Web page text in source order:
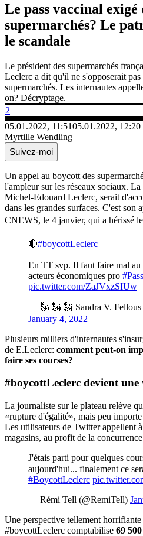
Le pass vaccinal exigé
supermarchés? Le
le scandale
Le président des supermarchés
Leclerc a dit qu'il ne s'opposerait pas
supermarchés. Les internautes
on? Décryptage.
2
05.01.2022, 11:5105.01.2022, 12:20
Myrtille Wendling
Suivez-moi
Un appel au boycott des
l'ampleur sur les réseaux sociaux.
Michel-Edouard Leclerc, serait
dans les grandes surfaces. C'est son
CNEWS, le 4 janvier, qui a hérissé
🔴#boycottLeclerc
En TT svp. Il faut faire mal au
acteurs économiques pro
pic.twitter.com/ZaJVxzSIUw
— 🗽 🗽 🗽 Sandra V.
January 4, 2022
Plusieurs milliers d'internautes
de E.Leclerc: comment peut-on
faire ses courses?
#boycottLeclerc devientune
La journaliste sur le plateau relève
«rupture d'égalité», mais peu
Les utilisateurs de Twitter appellent
magasins, au profit de la
J'étais parti pour quelques
aujourd'hui... finalement ce
#BoycottLeclerc
— Rémi Tell (@RemiTell)
Une perspective tellement
#boycottLeclerc comptabilise 69